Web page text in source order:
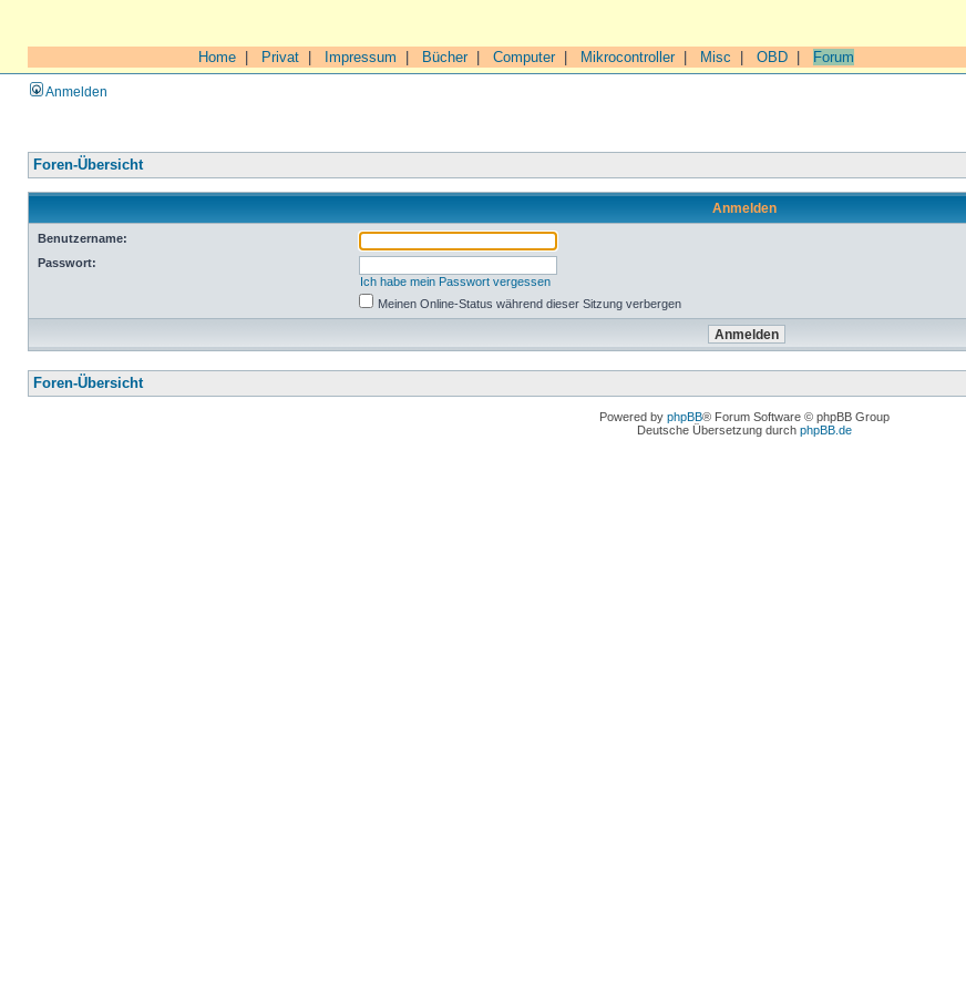
Home Privat Impressum Bücher| Computer| Mikrocontroller| Misc OBD Forum
Anmelden
Foren-Übersicht
Anmelden
Benutzername:
Passwort:
Ich habe mein Passwort vergessen
Meinen Online-Status während dieser Sitzung verbergen
Foren-Übersicht
Powered by phpBB® Forum Software © phpBB Group
Deutsche Übersetzung durch phpBB.de